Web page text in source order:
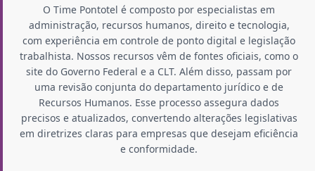
O Time Pontotel é composto por especialistas em
administração, recursos humanos, direito e tecnologia,
com experiência em controle de ponto digital e legislação
trabalhista. Nossos recursos vêm de fontes oficiais, como o
site do Governo Federal e a CLT. Além disso, passam por
uma revisão conjunta do departamento jurídico e de
Recursos Humanos. Esse processo assegura dados
precisos e atualizados, convertendo alterações legislativas
em diretrizes claras para empresas que desejam eficiência
e conformidade.